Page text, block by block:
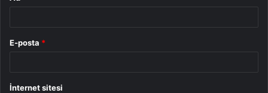
E-posta *
İnternet sitesi